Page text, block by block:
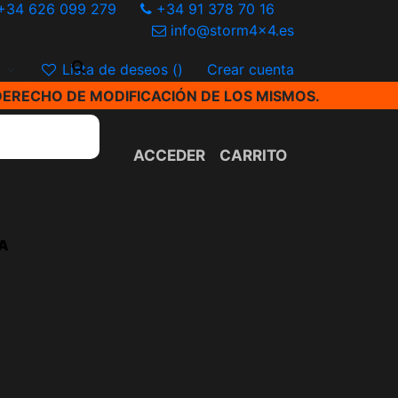
626 099 279
+34 91 378 70 16
info@storm4x4.es
Lista de deseos ()
Crear cuenta
DE MODIFICACIÓN DE LOS MISMOS.
ACCEDER CARRITO